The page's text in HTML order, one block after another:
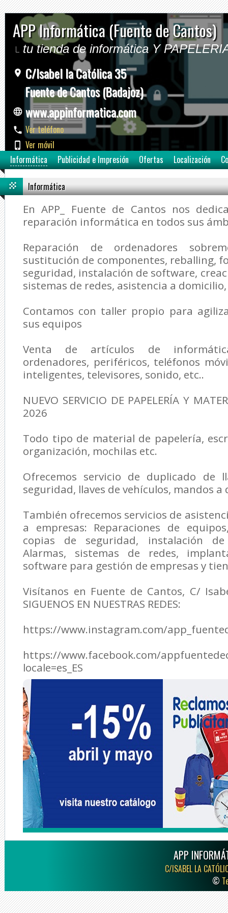
APP Informática (Fuente de Cantos)
tu tienda de informática Y
C/Isabel la Católica 35
Fuente de Cantos (Badajoz)
www.appinformatica.com
Ver teléfono
Ver móvil
Informática
Publicidad e Impresión Ofertas Localización
Informática
En APP_ Fuente de Cantos nos
reparación informática en todos sus
Reparación de ordenadores
sustitución de componentes, reballing,
seguridad, instalación de software,
sistemas de redes, asistencia a
Contamos con taller propio para
sus equipos
Venta de artículos de
ordenadores, periféricos, teléfonos
inteligentes, televisores, sonido, etc..
NUEVO SERVICIO DE PAPELERÍA Y
2026
Todo tipo de material de papelería,
organización, mochilas etc.
Ofrecemos servicio de duplicado de
seguridad, llaves de vehículos, mandos a
También ofrecemos servicios de
a empresas: Reparaciones de
copias de seguridad, instalación de
Alarmas, sistemas de redes,
software para gestión de empresas y
Visítanos en Fuente de Cantos, C/
SIGUENOS EN NUESTRAS REDES:
https://www.instagram.com/
https://www.facebook.com/
locale=es_ES
APP
C/ISABEL LA
©